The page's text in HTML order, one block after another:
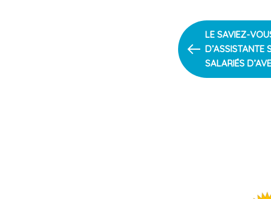
PREVIOUS
ARTICLE
LE SAVIEZ-
D’ASSISTANTE
SALARIÉS